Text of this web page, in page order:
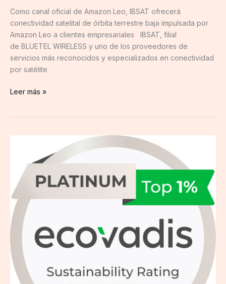
Como canal oficial de Amazon Leo, IBSAT ofrecerá
conectividad satelital de órbita terrestre baja impulsada por
Amazon Leo a clientes empresariales IBSAT, filial
de BLUETEL WIRELESS y uno de los proveedores de
servicios más reconocidos y especializados en conectividad
por satélite
Portugal
Leer más »
calificación
Platino
en
la
evaluación
de
EcoVadis